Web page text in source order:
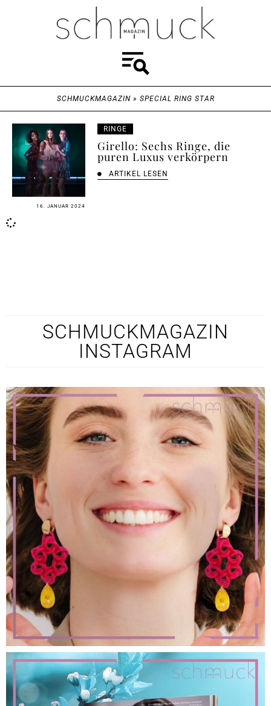
SCHMUCKMAGAZIN» SPECIAL RING STAR
16. JANUAR 2024
RINGE
Girello: Sechs Ringe, die
puren Luxus verkörpern
ARTIKEL LESEN
SCHMUCKMAGAZIN
INSTAGRAM